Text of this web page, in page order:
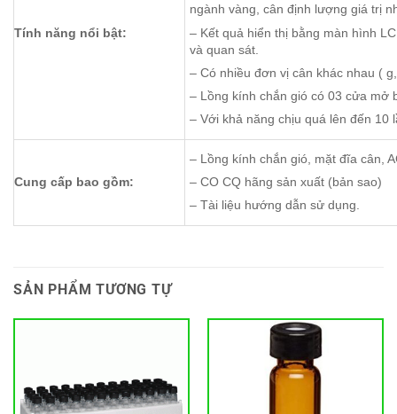
Tính năng nổi bật:
ngành vàng, cân định lượng giá trị
– Kết quả hiển thị bằng màn hình
và quan sát.
– Có nhiều đơn vị cân khác nhau (
– Lồng kính chắn gió có 03 cửa mở
– Với khả năng chịu quá lên đến 10
Cung cấp bao gồm:
– Lồng kính chắn gió, mặt đĩa cân,
– CO CQ hãng sản xuất (bản sao)
– Tài liệu hướng dẫn sử dụng.
SẢN PHẨM TƯƠNG TỰ